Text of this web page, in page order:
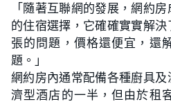
「隨著互聯網的發展，網約
的住宿選擇，它確確實實解
張的問題，價格還便宜，還
題。」
網約房內通常配備各種廚具
濟型酒店的一半，但由於租